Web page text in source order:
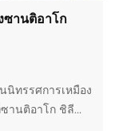
านติอาโก
นิทรรศการเหมือง
านติอาโก ชิลี